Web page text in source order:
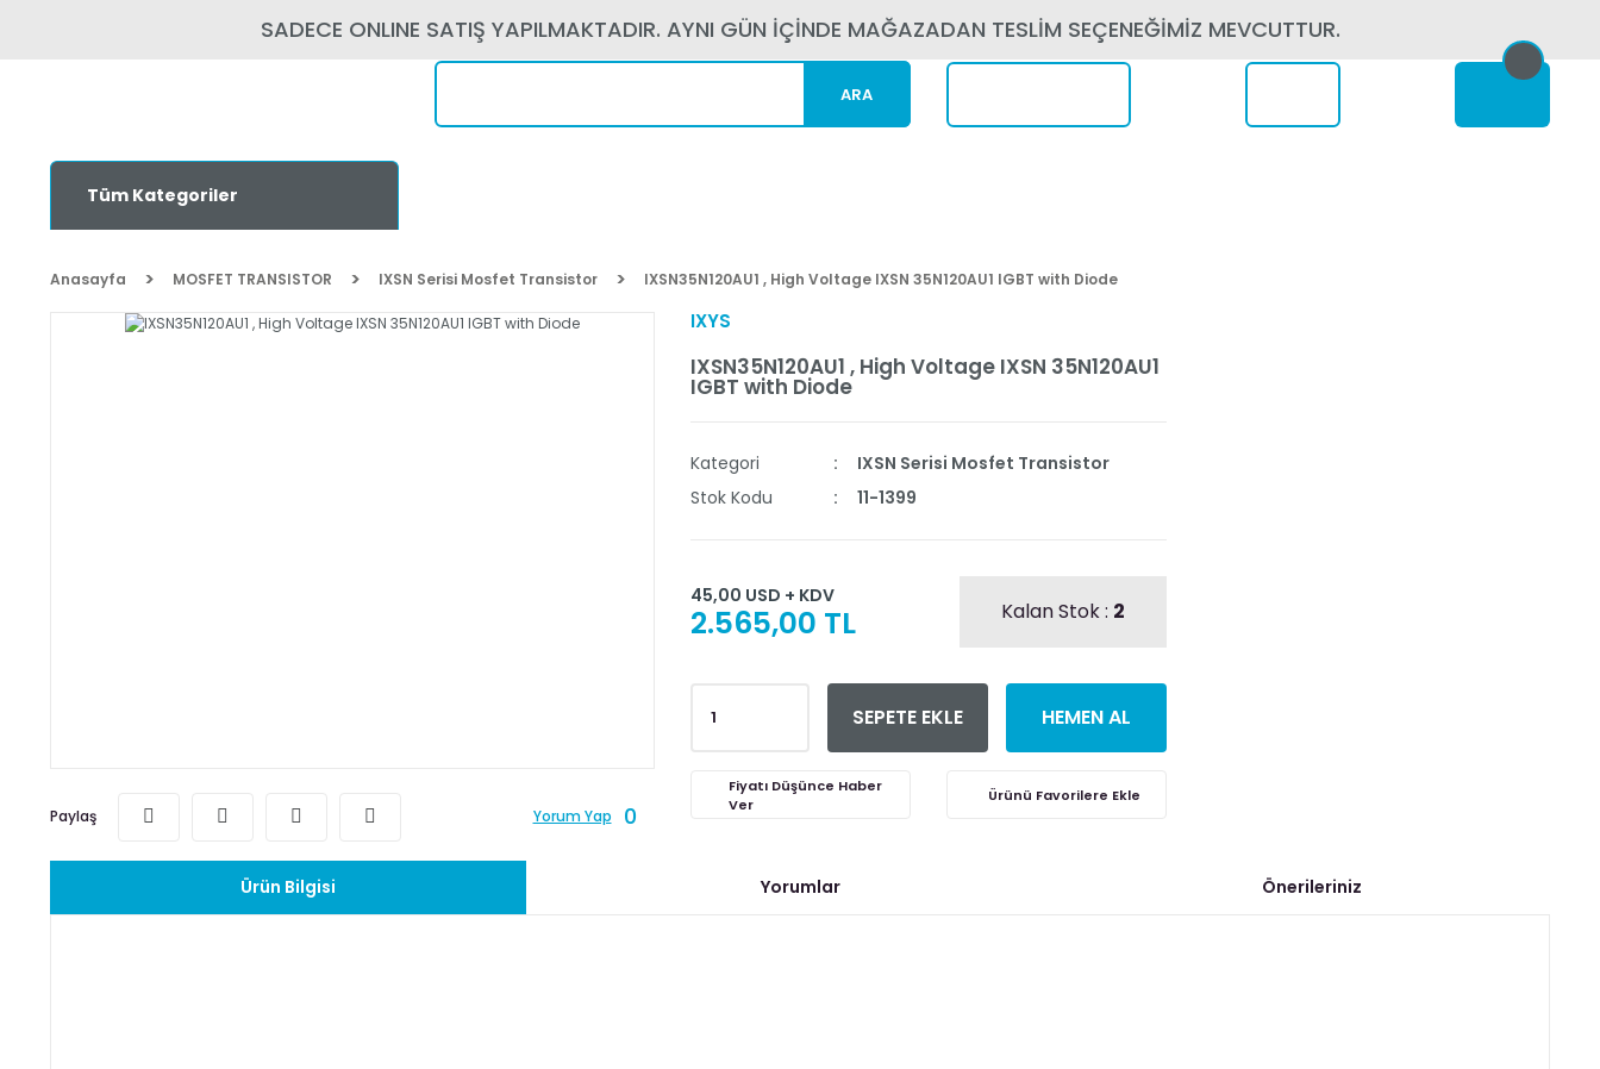
SADECE ONLINE SATIŞ YAPILMAKTADIR. AYNI GÜN İÇİNDE MAĞAZADAN TESLİM SEÇENEĞİMİZ MEVCUTTUR.
ARA
Tüm Kategoriler
Anasayfa MOSFET TRANSISTOR IXSN Serisi Mosfet Transistor IXSN35N120AU1 , High Voltage IXSN 35N120AU1 IGBT with Diode
Paylaş Yorum Yap 0
IXYS
IXSN35N120AU1 , High Voltage IXSN 35N120AU1
IGBT with Diode
Kategori
IXSN Serisi Mosfet Transistor
Stok Kodu
11-1399
45,00 USD + KDV
2.565,00 TL Kalan Stok : 2
SEPETE EKLE HEMEN AL
Fiyatı Düşünce Haber
Ver
Ürün Bilgisi Yorumlar Önerileriniz